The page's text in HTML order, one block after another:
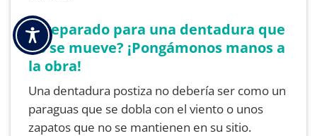
¿Preparado para una dentadura que
no se mueve? ¡Pongámonos manos a
la obra!
Una dentadura postiza no debería ser como un
paraguas que se dobla con el viento o unos
zapatos que no se mantienen en su sitio.